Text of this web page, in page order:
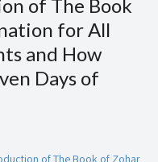
of The Book
for All
and How
Days of
of The Book of Zohar